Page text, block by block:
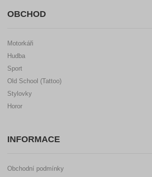
OBCHOD
Motorkáři
Hudba
Sport
Old School (Tattoo)
Stylovky
Horor
INFORMACE
Obchodní podmínky